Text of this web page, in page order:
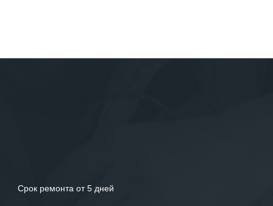
Срок ремонта от 5 дней